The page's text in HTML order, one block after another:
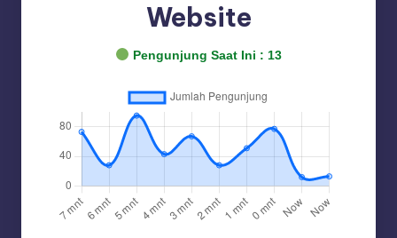
Website
Pengunjung Saat Ini : 13